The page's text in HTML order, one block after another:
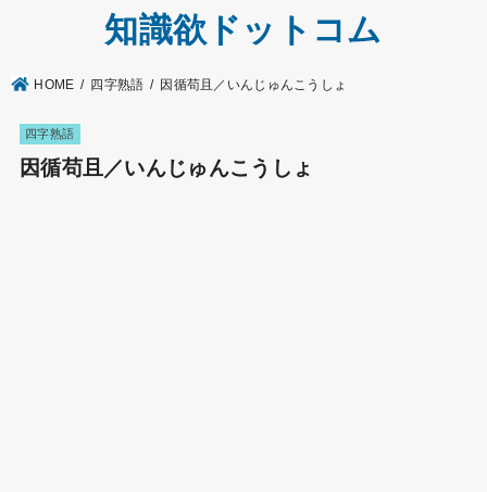
知識欲ドットコム
HOME 四字熟語 因循苟且／いんじゅんこうしょ
四字熟語
因循苟且／いんじゅんこうしょ